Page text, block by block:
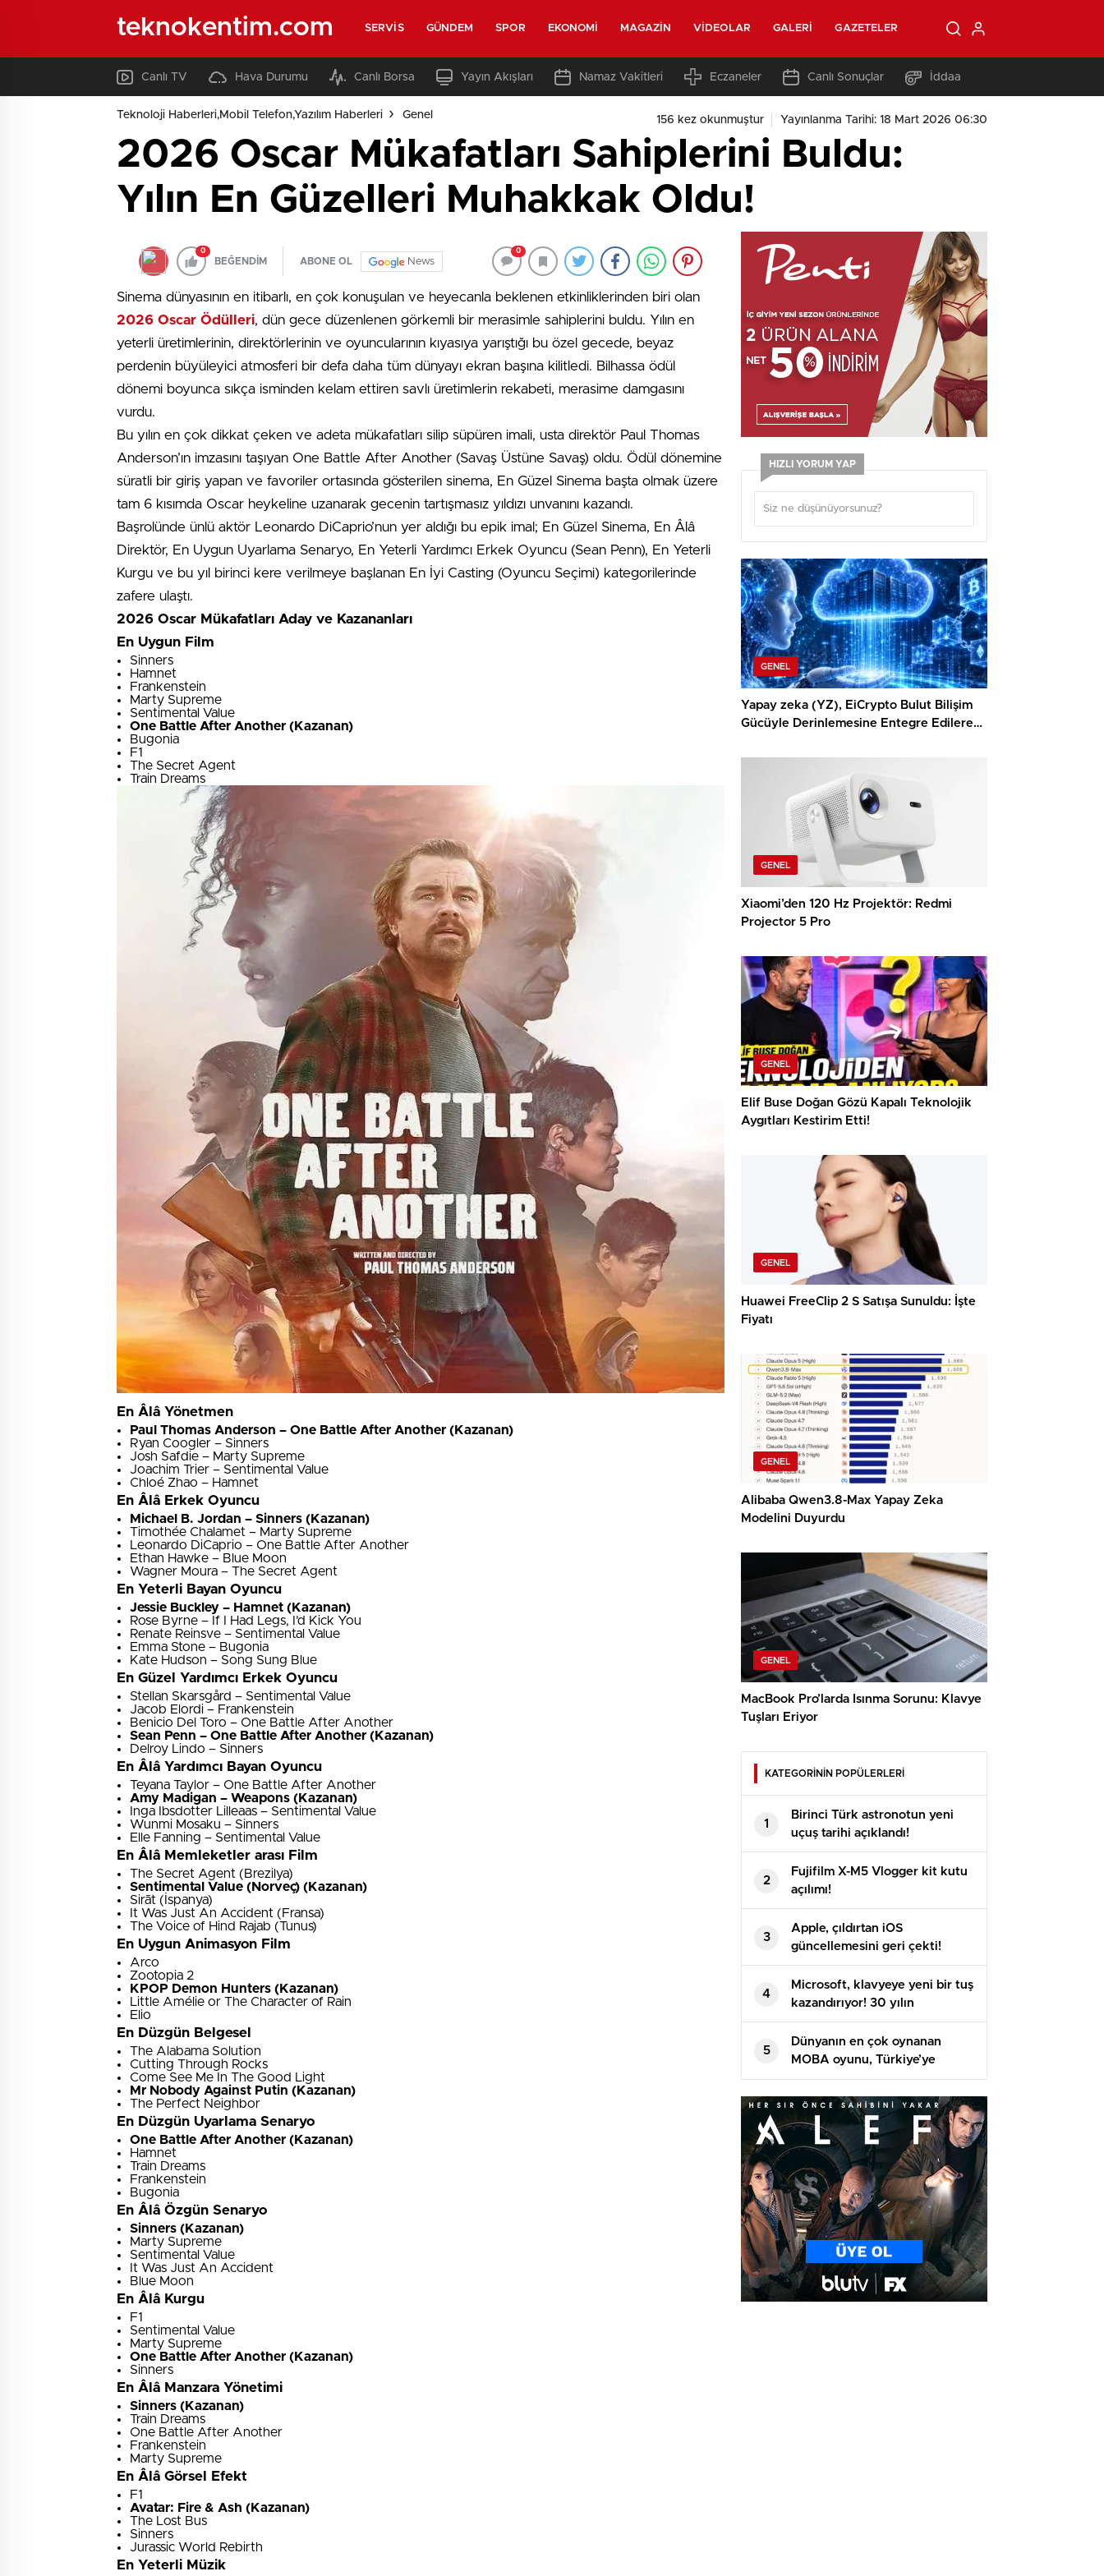
teknokentim.com SERVIS GÜNDEM SPOR EKONOMI MAGAZIN VIDEOLAR GALERI GAZETELER
Canlı TV Hava Durumu Canlı Borsa Yayın Akışları Namaz Vakitleri Eczaneler Canlı Sonuçlar İddaa
Teknoloji Haberleri,Mobil Telefon,Yazılım Haberleri Genel 156 kez okunmuştur Yayınlanma Tarihi: 18 Mart 2026 06:30
2026 Oscar Mükafatları Sahiplerini Buldu:
Yılın En Güzelleri Muhakkak Oldu!
0
BEĞENDİM ABONE OL News
0
Sinema dünyasının en itibarlı, en çok konuşulan ve heyecanla beklenen etkinliklerinden biri olan
2026 Oscar Ödülleri, dün gece düzenlenen görkemli bir merasimle sahiplerini buldu. Yılın en
yeterli üretimlerinin, direktörlerinin ve oyuncularının kıyasıya yarıştığı bu özel gecede, beyaz
perdenin büyüleyici atmosferi bir defa daha tüm dünyayı ekran başına kilitledi. Bilhassa ödül
dönemi boyunca sıkça isminden kelam ettiren savlı üretimlerin rekabeti, merasime damgasını
vurdu.
Bu yılın en çok dikkat çeken ve adeta mükafatları silip süpüren imali, usta direktör Paul Thomas
Anderson’ın imzasını taşıyan One Battle After Another (Savaş Üstüne Savaş) oldu. Ödül dönemine
süratli bir giriş yapan ve favoriler ortasında gösterilen sinema, En Güzel Sinema başta olmak üzere
tam 6 kısımda Oscar heykeline uzanarak gecenin tartışmasız yıldızı unvanını kazandı.
Başrolünde ünlü aktör Leonardo DiCaprio’nun yer aldığı bu epik imal; En Güzel Sinema, En Âlâ
Direktör, En Uygun Uyarlama Senaryo, En Yeterli Yardımcı Erkek Oyuncu (Sean Penn), En Yeterli
Kurgu ve bu yıl birinci kere verilmeye başlanan En İyi Casting (Oyuncu Seçimi) kategorilerinde
zafere ulaştı.
2026 Oscar Mükafatları Aday ve Kazananları
En Uygun Film
Sinners
Hamnet
Frankenstein
Marty Supreme
Sentimental Value
One Battle After Another (Kazanan)
Bugonia
F1
The Secret Agent
Train Dreams
En Âlâ Yönetmen
Paul Thomas Anderson – One Battle After Another (Kazanan)
Ryan Coogler – Sinners
Josh Safdie – Marty Supreme
Joachim Trier – Sentimental Value
Chloé Zhao – Hamnet
En Âlâ Erkek Oyuncu
Michael B. Jordan – Sinners (Kazanan)
Timothée Chalamet – Marty Supreme
Leonardo DiCaprio – One Battle After Another
Ethan Hawke – Blue Moon
Wagner Moura – The Secret Agent
En Yeterli Bayan Oyuncu
Jessie Buckley – Hamnet (Kazanan)
Rose Byrne – If I Had Legs, I’d Kick You
Renate Reinsve – Sentimental Value
Emma Stone – Bugonia
Kate Hudson – Song Sung Blue
En Güzel Yardımcı Erkek Oyuncu
Stellan Skarsgård – Sentimental Value
Jacob Elordi – Frankenstein
Benicio Del Toro – One Battle After Another
Sean Penn – One Battle After Another (Kazanan)
Delroy Lindo – Sinners
En Âlâ Yardımcı Bayan Oyuncu
Teyana Taylor – One Battle After Another
Amy Madigan – Weapons (Kazanan)
Inga Ibsdotter Lilleaas – Sentimental Value
Wunmi Mosaku – Sinners
Elle Fanning – Sentimental Value
En Âlâ Memleketler arası Film
The Secret Agent (Brezilya)
Sentimental Value (Norveç) (Kazanan)
Sirāt (İspanya)
It Was Just An Accident (Fransa)
The Voice of Hind Rajab (Tunus)
En Uygun Animasyon Film
Arco
Zootopia 2
KPOP Demon Hunters (Kazanan)
Little Amélie or The Character of Rain
Elio
En Düzgün Belgesel
The Alabama Solution
Cutting Through Rocks
Come See Me In The Good Light
Mr Nobody Against Putin (Kazanan)
The Perfect Neighbor
En Düzgün Uyarlama Senaryo
One Battle After Another (Kazanan)
Hamnet
Train Dreams
Frankenstein
Bugonia
En Âlâ Özgün Senaryo
Sinners (Kazanan)
Marty Supreme
Sentimental Value
It Was Just An Accident
Blue Moon
En Âlâ Kurgu
F1
Sentimental Value
Marty Supreme
One Battle After Another (Kazanan)
Sinners
En Âlâ Manzara Yönetimi
Sinners (Kazanan)
Train Dreams
One Battle After Another
Frankenstein
Marty Supreme
En Âlâ Görsel Efekt
F1
Avatar: Fire & Ash (Kazanan)
The Lost Bus
Sinners
Jurassic World Rebirth
En Yeterli Müzik
HIZLI YORUM YAP
GENEL
Yapay zeka (YZ), EiCrypto Bulut Bilişim
Gücüyle Derinlemesine Entegre Edilerek,
Elde Etmelerine Basitçe Yardımcı Oluyor
GENEL
Xiaomi’den 120 Hz Projektör: Redmi
Projector 5 Pro
GENEL
Elif Buse Doğan Gözü Kapalı Teknolojik
Aygıtları Kestirim Etti!
GENEL
Huawei FreeClip 2 S Satışa Sunuldu: İşte
Fiyatı
GENEL
Alibaba Qwen3.8-Max Yapay Zeka
Modelini Duyurdu
GENEL
MacBook Pro’larda Isınma Sorunu: Klavye
Tuşları Eriyor
KATEGORİNİN POPÜLERLERİ
1
Birinci Türk astronotun yeni
uçuş tarihi açıklandı!
2
Fujifilm X-M5 Vlogger kit kutu
açılımı!
3
Apple, çıldırtan iOS
güncellemesini geri çekti!
4
Microsoft, klavyeye yeni bir tuş
kazandırıyor! 30 yılın
ardından…
5
Dünyanın en çok oynanan
MOBA oyunu, Türkiye’ye
geliyor!